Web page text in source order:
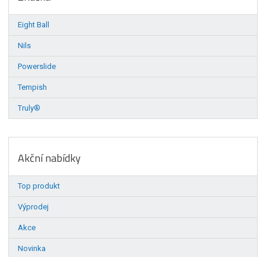
Eight Ball
Nils
Powerslide
Tempish
Truly®
Akční nabídky
Top produkt
Výprodej
Akce
Novinka